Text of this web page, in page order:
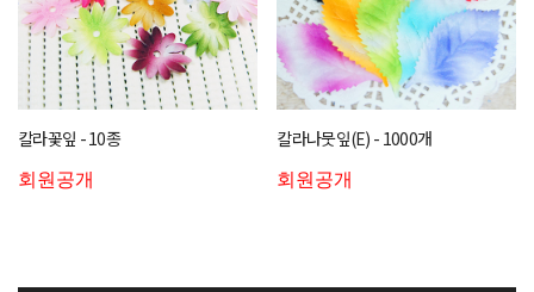
칼라꽃잎 - 10종
회원공개
칼라나뭇잎(E) - 1000개
회원공개